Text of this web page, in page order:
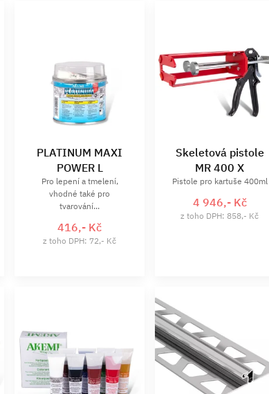
PLATINUM MAXI
POWER L
Pro lepení a tmelení,
vhodné také pro
tvarování...
416,- Kč
z toho DPH: 72,- Kč
Skeletová pistole
MR 400 X
Pistole pro kartuše 400ml
4 946,- Kč
z toho DPH: 858,- Kč